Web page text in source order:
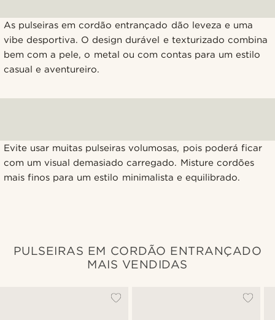
As pulseiras em cordão entrançado dão leveza e uma
vibe desportiva. O design durável e texturizado combina
bem com a pele, o metal ou com contas para um estilo
casual e aventureiro.
Evite usar muitas pulseiras volumosas, pois poderá ficar
com um visual demasiado carregado. Misture cordões
mais finos para um estilo minimalista e equilibrado.
PULSEIRAS EM CORDÃO ENTRANÇADO
MAIS VENDIDAS